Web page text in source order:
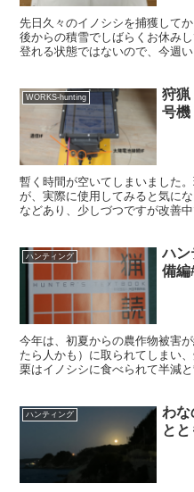
先日久々のイノシシを捕獲して
後からの積雪でしばらくお休み
登れる状態ではないので、今週
WORKS-hunting
狩猟
号機
暫く時間が空いてしまいました
が、実際に使用してみると気に
などあり、少しづつですが改善
ハンティング
ハン
備編
今年は、初夏からの農作物被害
たら人かも）に取られてしまい
栗はイノシシに食べられて半減
ハンティング
わな
と